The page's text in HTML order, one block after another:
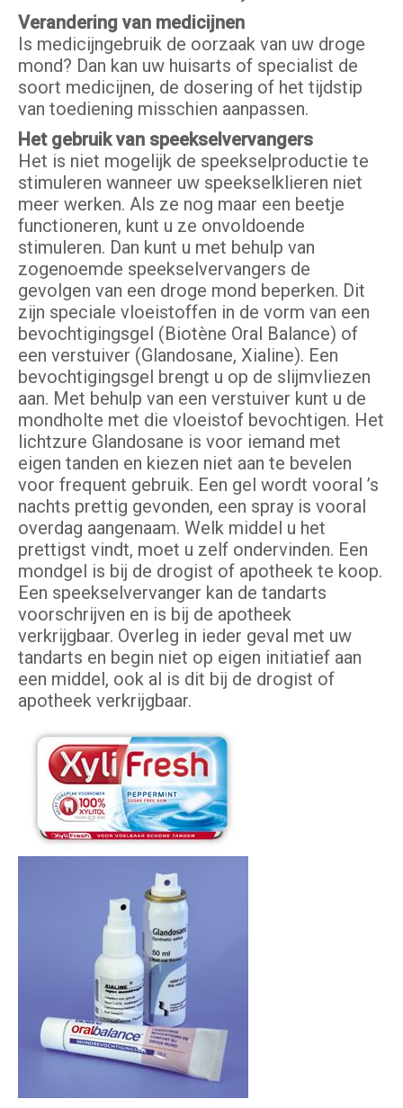
Verandering van medicijnen
Is medicijngebruik de oorzaak van uw droge
mond? Dan kan uw huisarts of specialist de
soort medicijnen, de dosering of het tijdstip
van toediening misschien aanpassen.
Het gebruik van speekselvervangers
Het is niet mogelijk de speekselproductie te
stimuleren wanneer uw speekselklieren niet
meer werken. Als ze nog maar een beetje
functioneren, kunt u ze onvoldoende
stimuleren. Dan kunt u met behulp van
zogenoemde speekselvervangers de
gevolgen van een droge mond beperken. Dit
zijn speciale vloeistoffen in de vorm van een
bevochtigingsgel (Biotène Oral Balance) of
een verstuiver (Glandosane, Xialine). Een
bevochtigingsgel brengt u op de slijmvliezen
aan. Met behulp van een verstuiver kunt u de
mondholte met die vloeistof bevochtigen. Het
lichtzure Glandosane is voor iemand met
eigen tanden en kiezen niet aan te bevelen
voor frequent gebruik. Een gel wordt vooral ’s
nachts prettig gevonden, een spray is vooral
overdag aangenaam. Welk middel u het
prettigst vindt, moet u zelf ondervinden. Een
mondgel is bij de drogist of apotheek te koop.
Een speekselvervanger kan de tandarts
voorschrijven en is bij de apotheek
verkrijgbaar. Overleg in ieder geval met uw
tandarts en begin niet op eigen initiatief aan
een middel, ook al is dit bij de drogist of
apotheek verkrijgbaar.